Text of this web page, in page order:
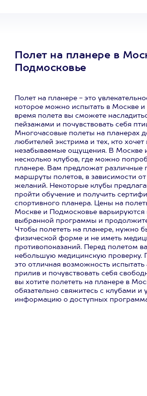
Полет на планере в
Подмосковье
Полет на планере - это
которое можно испытать в Москве
время полета вы сможете
пейзажами и почувствовать себя
Многочасовые полеты на планерах
любителей экстрима и тех, кто хочет
незабываемые ощущения. В Москве
несколько клубов, где можно
планере. Вам предложат различные
маршруты полетов, в зависимости
желаний. Некоторые клубы
пройти обучение и получить
спортивного планера. Цены на
Москве и Подмосковье варьируются
выбранной программы и
Чтобы полететь на планере, нужно
физической форме и не иметь
противопоказаний. Перед полетом
небольшую медицинскую проверку.
это отличная возможность
прилив и почувствовать себя
вы хотите полететь на планере в
обязательно свяжитесь с клубами и
информацию о доступных